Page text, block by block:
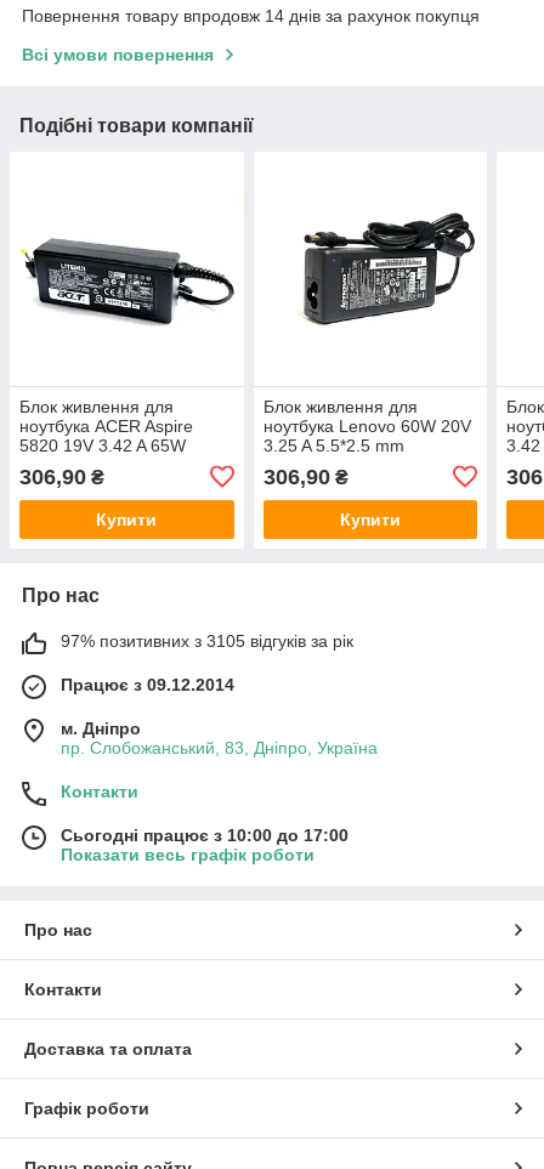
Повернення товару впродовж 14 днів за рахунок покупця
Всі умови повернення
Подібні товари компанії
Блок живлення для
ноутбука ACER Aspire
5820 19V 3.42 A 65W
306,90 ₴
Купити
Блок живлення для
ноутбука Lenovo 60W 20V
3.25 A 5.5*2.5 mm
306,90₴
Купити
3.42
Про нас
97% позитивних з 3105 відгуків за рік
Працює з 09.12.2014
м. Дніпро
пр. Слобожанський, 83, Дніпро, Україна
Контакти
Сьогодні працює з 10:00 до 17:00
Показати весь графік роботи
Про нас
Контакти
Доставка та оплата
Графік роботи